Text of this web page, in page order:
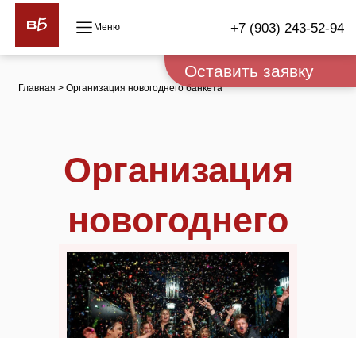
+7 (903) 243-52-94
Оставить заявку
Главная > Организация новогоднего банкета
Организация
новогоднего
банкета